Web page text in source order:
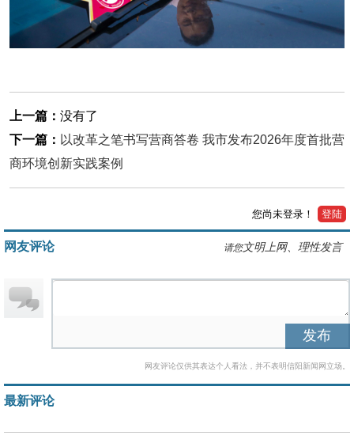
上一篇： 没有了
下一篇： 以改革之笔书写营商答卷 我市发布2026年度首批营
商环境创新实践案例
您尚未登录！ 登陆
请您文明上网、理性发言
网友评论
发布
网友评论仅供其表达个人看法，并不表明信阳新闻网立场。
最新评论